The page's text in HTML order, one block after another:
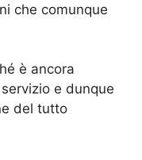
che comunque
è ancora
e dunque
del tutto